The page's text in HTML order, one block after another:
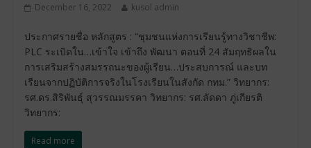
December 16, 2022 kusol admin
ประกาศรายชื่อ หลักสูตร : “ชุมชนแห่งการเรียนรู้ทางวิชาชีพ:
PLC ระเบิดใน…เข้าใจ เข้าถึง พัฒนา ตอนที่ 24 สัมฤทธิผลใน
การเสริมสร้างสมรรถนะของผู้เรียน…ประสบการณ์ และบท
เรียนจากปฏิบัติการจริงในโรงเรียนในสังกัด กทม.” วิทยากร:
รศ.ดร.สิริพันธุ์ สุวรรณมรรคา วิทยากร: รศ.ลัดดา ภู่เกียรติ
วิทยากร:
Read more